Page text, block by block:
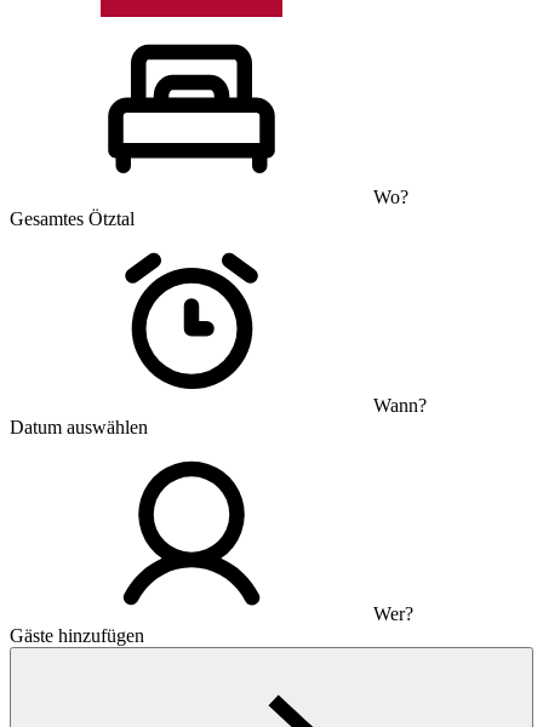
Wo?
Gesamtes Ötztal
Wann?
Datum auswählen
Wer?
Gäste hinzufügen